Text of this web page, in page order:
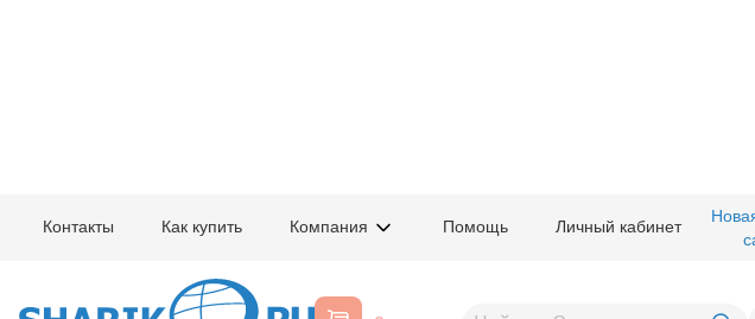
Контакты Как купить Компания Помощь Личный кабинет
1107-0567